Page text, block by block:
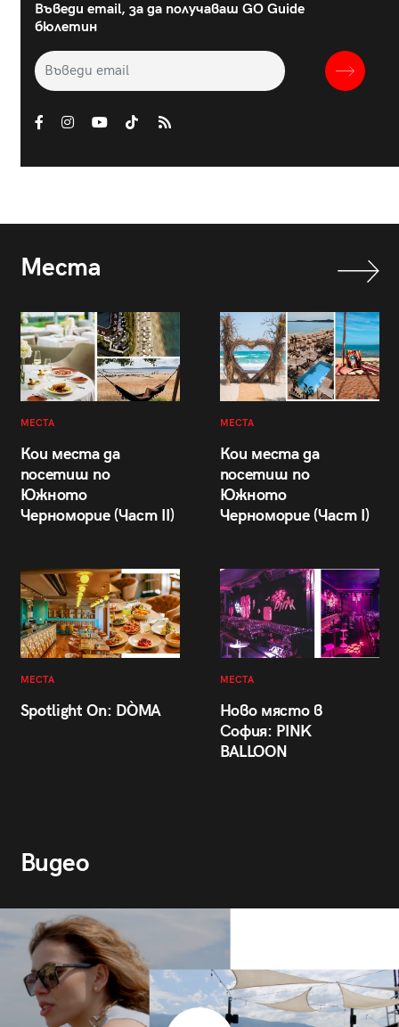
Въведи email, за да получаваш GO Guide
бюлетин
Места
МЕСТА
Кои места да
посетиш по
Южното
Черноморие (Част II)
МЕСТА
Кои места да
посетиш по
Южното
Черноморие (Част I)
МЕСТА
Spotlight On: DÒMA
МЕСТА
Ново място в
София: PINK
BALLOON
Видео